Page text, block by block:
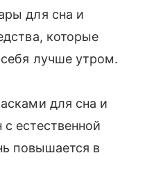
для сна и
которые
лучше утром.
для сна и
естественной
повышается в